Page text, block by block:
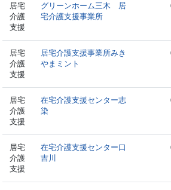
居宅
介護
支援
グリーンホーム三木 居
宅介護支援事業所
居宅
介護
支援
居宅介護支援事業所みき
やまミント
居宅
介護
支援
在宅介護支援センター志
染
居宅
介護
支援
在宅介護支援センター口
吉川